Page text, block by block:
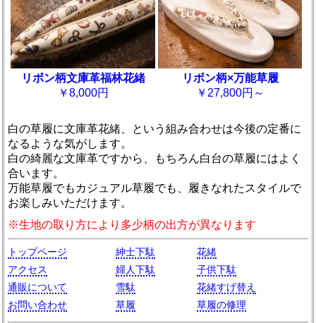
リボン柄文庫革福林花緒
￥8,000円
リボン柄×万能草履
￥27,800円～
白の草履に文庫革花緒、という組み合わせは今後の定番に
なるような気がします。
白の綺麗な文庫革ですから、もちろん白台の草履にはよく
合います。
万能草履でもカジュアル草履でも、履きなれたスタイルで
お楽しみいただけます。
※生地の取り方により多少柄の出方が異なります
トップページ
アクセス
通販について
お問い合わせ
紳士下駄
婦人下駄
雪駄
草履
花緒
子供下駄
花緒すげ替え
草履の修理